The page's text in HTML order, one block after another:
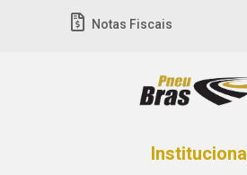
Notas Fiscais
Institucional